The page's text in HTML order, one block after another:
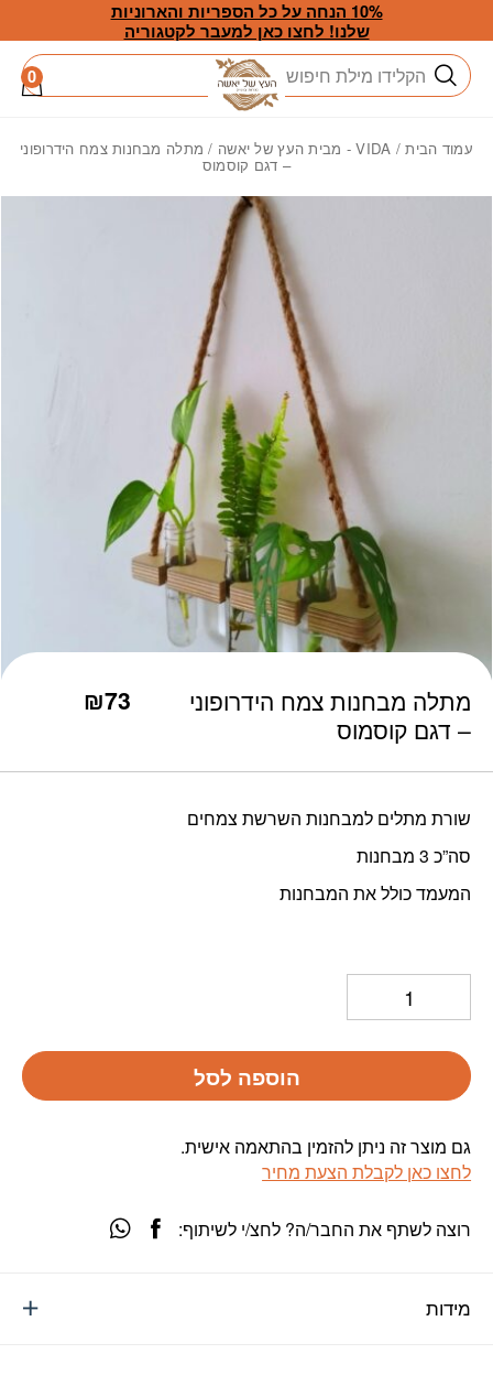
Skip to Content
10% הנחה על כל הספריות והארוניות
שלנו! לחצו כאן למעבר לקטגוריה
חיפוש 0
עמוד הבית/ VIDA - מבית העץ של יאשה / מתלה מבחנות צמח הידרופוני
– דגם קוסמוס
מתלה מבחנות צמח הידרופוני
– דגם קוסמוס
₪73
שורת מתלים למבחנות השרשת צמחים
סה”כ 3 מבחנות
המעמד כולל את המבחנות
כמות מתלה מבחנות צמח הידרופוני - דגם קוסמוס
הוספה לסל
גם מוצר זה ניתן להזמין בהתאמה אישית.
לחצו כאן לקבלת הצעת מחיר
מידות
רוצה לשתף את החבר/ה? לחצ/י לשיתוף: